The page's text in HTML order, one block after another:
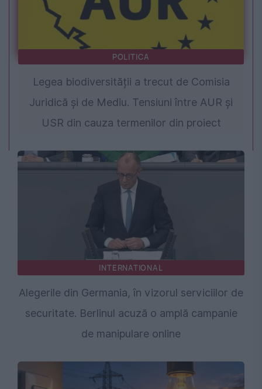
POLITICA
Legea biodiversității a trecut de Comisia
Juridică și de Mediu. Tensiuni între AUR și
USR din cauza termenilor din proiect
INTERNATIONAL
Alegerile din Germania, în vizorul serviciilor de
securitate. Berlinul acuză o amplă campanie
de manipulare online